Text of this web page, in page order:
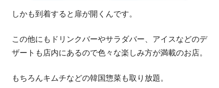
しかも到着すると扉が開くんです。
この他にもドリンクバーやサラダバー、アイスなどのデ
ザートも店内にあるので色々な楽しみ方が満載のお店。
もちろんキムチなどの韓国惣菜も取り放題。